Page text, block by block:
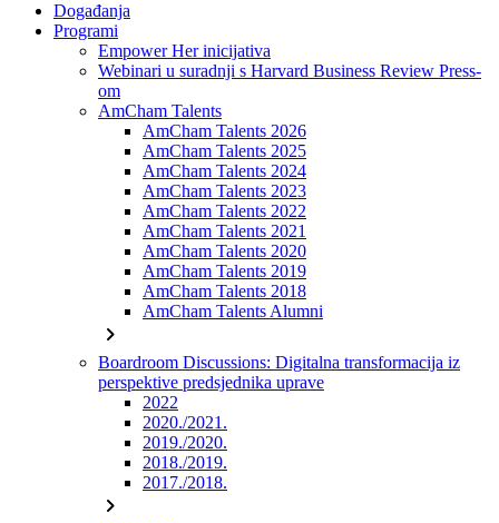
Događanja
Programi
Empower Her inicijativa
Webinari u suradnji s Harvard Business Review Press-
om
AmCham Talents
AmCham Talents 2026
AmCham Talents 2025
AmCham Talents 2024
AmCham Talents 2023
AmCham Talents 2022
AmCham Talents 2021
AmCham Talents 2020
AmCham Talents 2019
AmCham Talents 2018
AmCham Talents Alumni
chevron_right
Boardroom Discussions: Digitalna transformacija iz
perspektive predsjednika uprave
2022
2020./2021.
2019./2020.
2018./2019.
2017./2018.
chevron_right